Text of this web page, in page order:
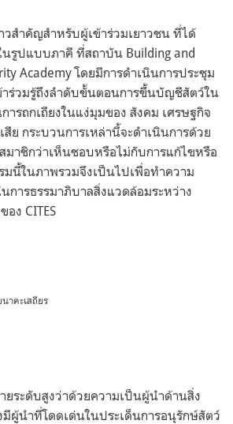
สำคัญสำหรับผู้เข้าร่วมเยาวชน ที่ได้
นรูปแบบภาคี ที่สถาบัน Building and
Academy โดยมีการดำเนินการประชุม
าร่วมรู้ถึงลำดับขั้นตอนการขึ้นบัญชีสัตว์ใน
รถกเถียงในแง่มุมของ สังคม เศรษฐกิจ
ย กระบวนการเหล่านี้จะดำเนินการด้วย
มาชิกว่าเห็นชอบหรือไม่กับการแก้ไขหรือ
นี้ในภาพรวมจึงเป็นไปเพื่อทำความ
การธรรมาภิบาลสิ่งแวดล้อมระหว่าง
ง CITES
าคะเสถียร
ยระดับสูงว่าด้วยความเป็นผู้นำด้านสิ่ง
ผู้นำที่โดดเด่นในประเด็นการอนุรักษ์สัตว์